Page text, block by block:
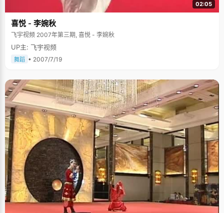
02:05
喜悦 - 李婉秋
飞宇视频 2007年第三期, 喜悦 - 李婉秋
UP主: 飞宇视频
舞蹈 • 2007/7/19